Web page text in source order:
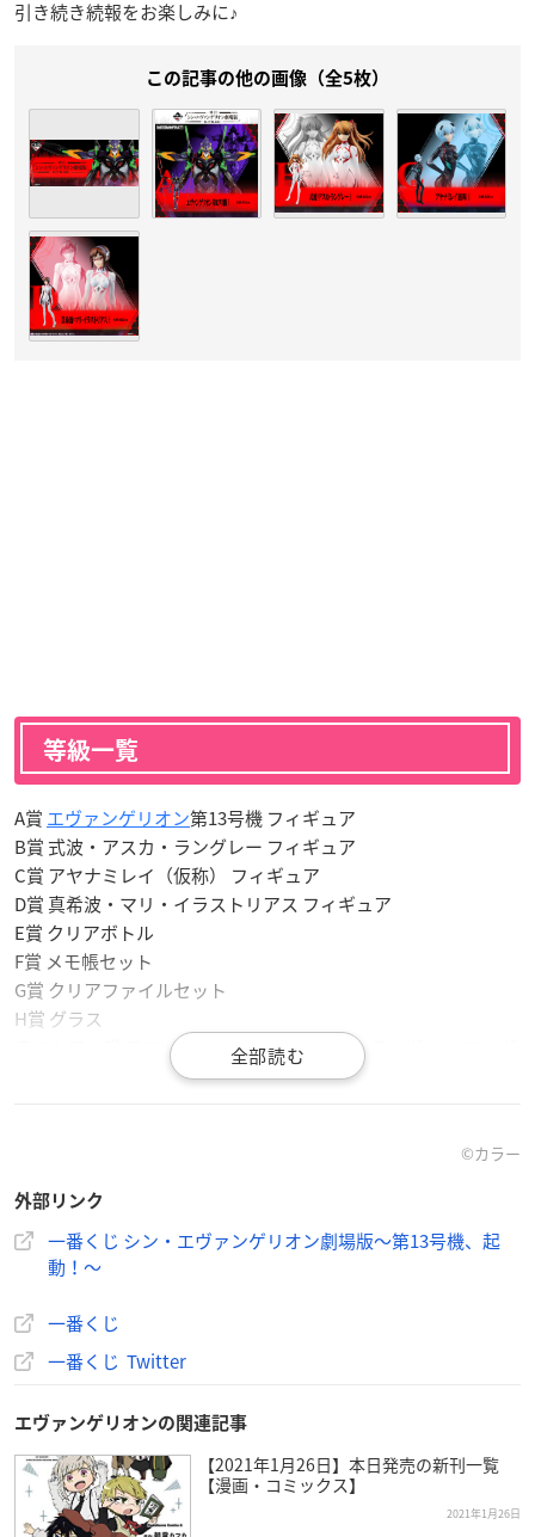
引き続き続報をお楽しみに♪
この記事の他の画像（全5枚）
等級一覧
A賞 エヴァンゲリオン第13号機 フィギュア
B賞 式波・アスカ・ラングレー フィギュア
C賞 アヤナミレイ（仮称） フィギュア
D賞 真希波・マリ・イラストリアス フィギュア
E賞 クリアボトル
F賞 メモ帳セット
G賞 クリアファイルセット
H賞 グラス
ラストワン賞 ラストワンver.式波・アスカ・ラングレー フィギ
商品概要
一番くじ シン・エヴァンゲリオン劇場版～第13号
機、起動！～
2021年6月中旬発売予定
【価格】
1回680円（税込）
©カラー
外部リンク
一番くじ シン・エヴァンゲリオン劇場版～第13号機、起
動！～
一番くじ
一番くじ Twitter
エヴァンゲリオンの関連記事
【2021年1月26日】本日発売の新刊一覧
【漫画・コミックス】
2021年1月26日